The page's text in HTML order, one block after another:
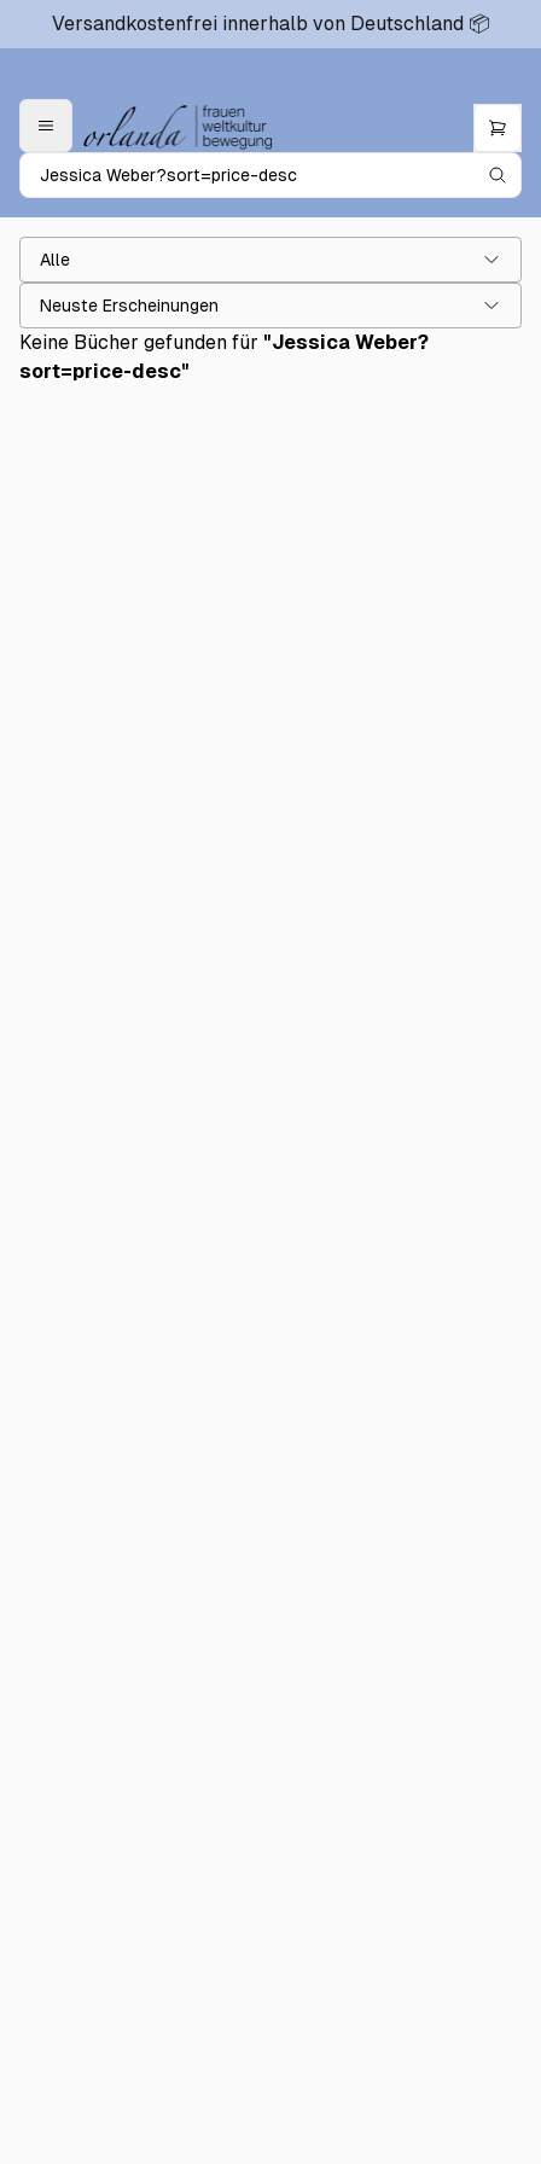
Versandkostenfrei innerhalb von Deutschland 📦
Alle
Keine Bücher gefunden für "Jessica Weber?
sort=price-desc"
Neuste Erscheinungen